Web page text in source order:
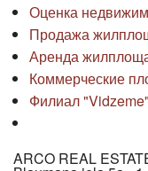
Оценка
Продажа
Аренда
Коммерческие
Филиал "Vidzeme"
ARCO REAL